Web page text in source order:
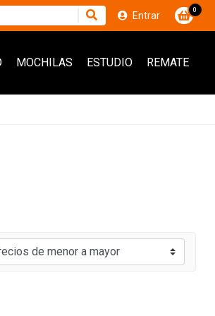
Entrar 0
MOCHILAS ESTUDIO REMATE